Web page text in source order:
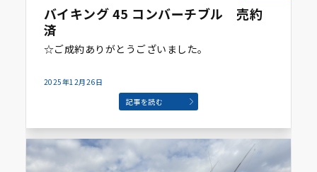
バイキング 45 コンバーチブル 売約
済
☆ご成約ありがとうございました。
2025年12月26日
記事を読む